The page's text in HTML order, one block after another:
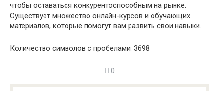
чтобы оставаться конкурентоспособным на рынке.
Существует множество онлайн-курсов и обучающих
материалов, которые помогут вам развить свои навыки.
Количество символов с пробелами: 3698
0